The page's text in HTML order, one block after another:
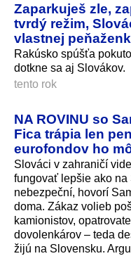
Zaparkuješ zle,
tvrdý režim,
vlastnej
Rakúsko spúšťa
dotkne sa aj Slovákov.
tento rok
NA ROVINU so
Fica trápia len
eurofondov ho
Slováci v zahraničí
fungovať lepšie ako na
nebezpeční, hovorí
doma. Zákaz volieb
kamionistov,
dovolenkárov – teda
žijú na Slovensku.